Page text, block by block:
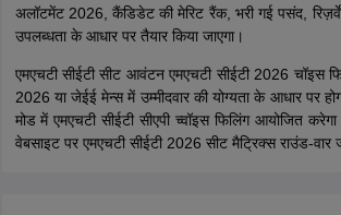
अलॉटमेंट 2026, कैंडिडेट की मेरिट रैंक, भरी गई पसंद,
उपलब्धता के आधार पर तैयार किया जाएगा।
एमएचटी सीईटी सीट आवंटन एमएचटी सीईटी 2026 चॉइस
2026 या जेईई मेन्स में उम्मीदवार की योग्यता के आधार पर
मोड में एमएचटी सीईटी सीएपी च्वॉइस फिलिंग आयोजित
वेबसाइट पर एमएचटी सीईटी 2026 सीट मैट्रिक्स राउंड-वार